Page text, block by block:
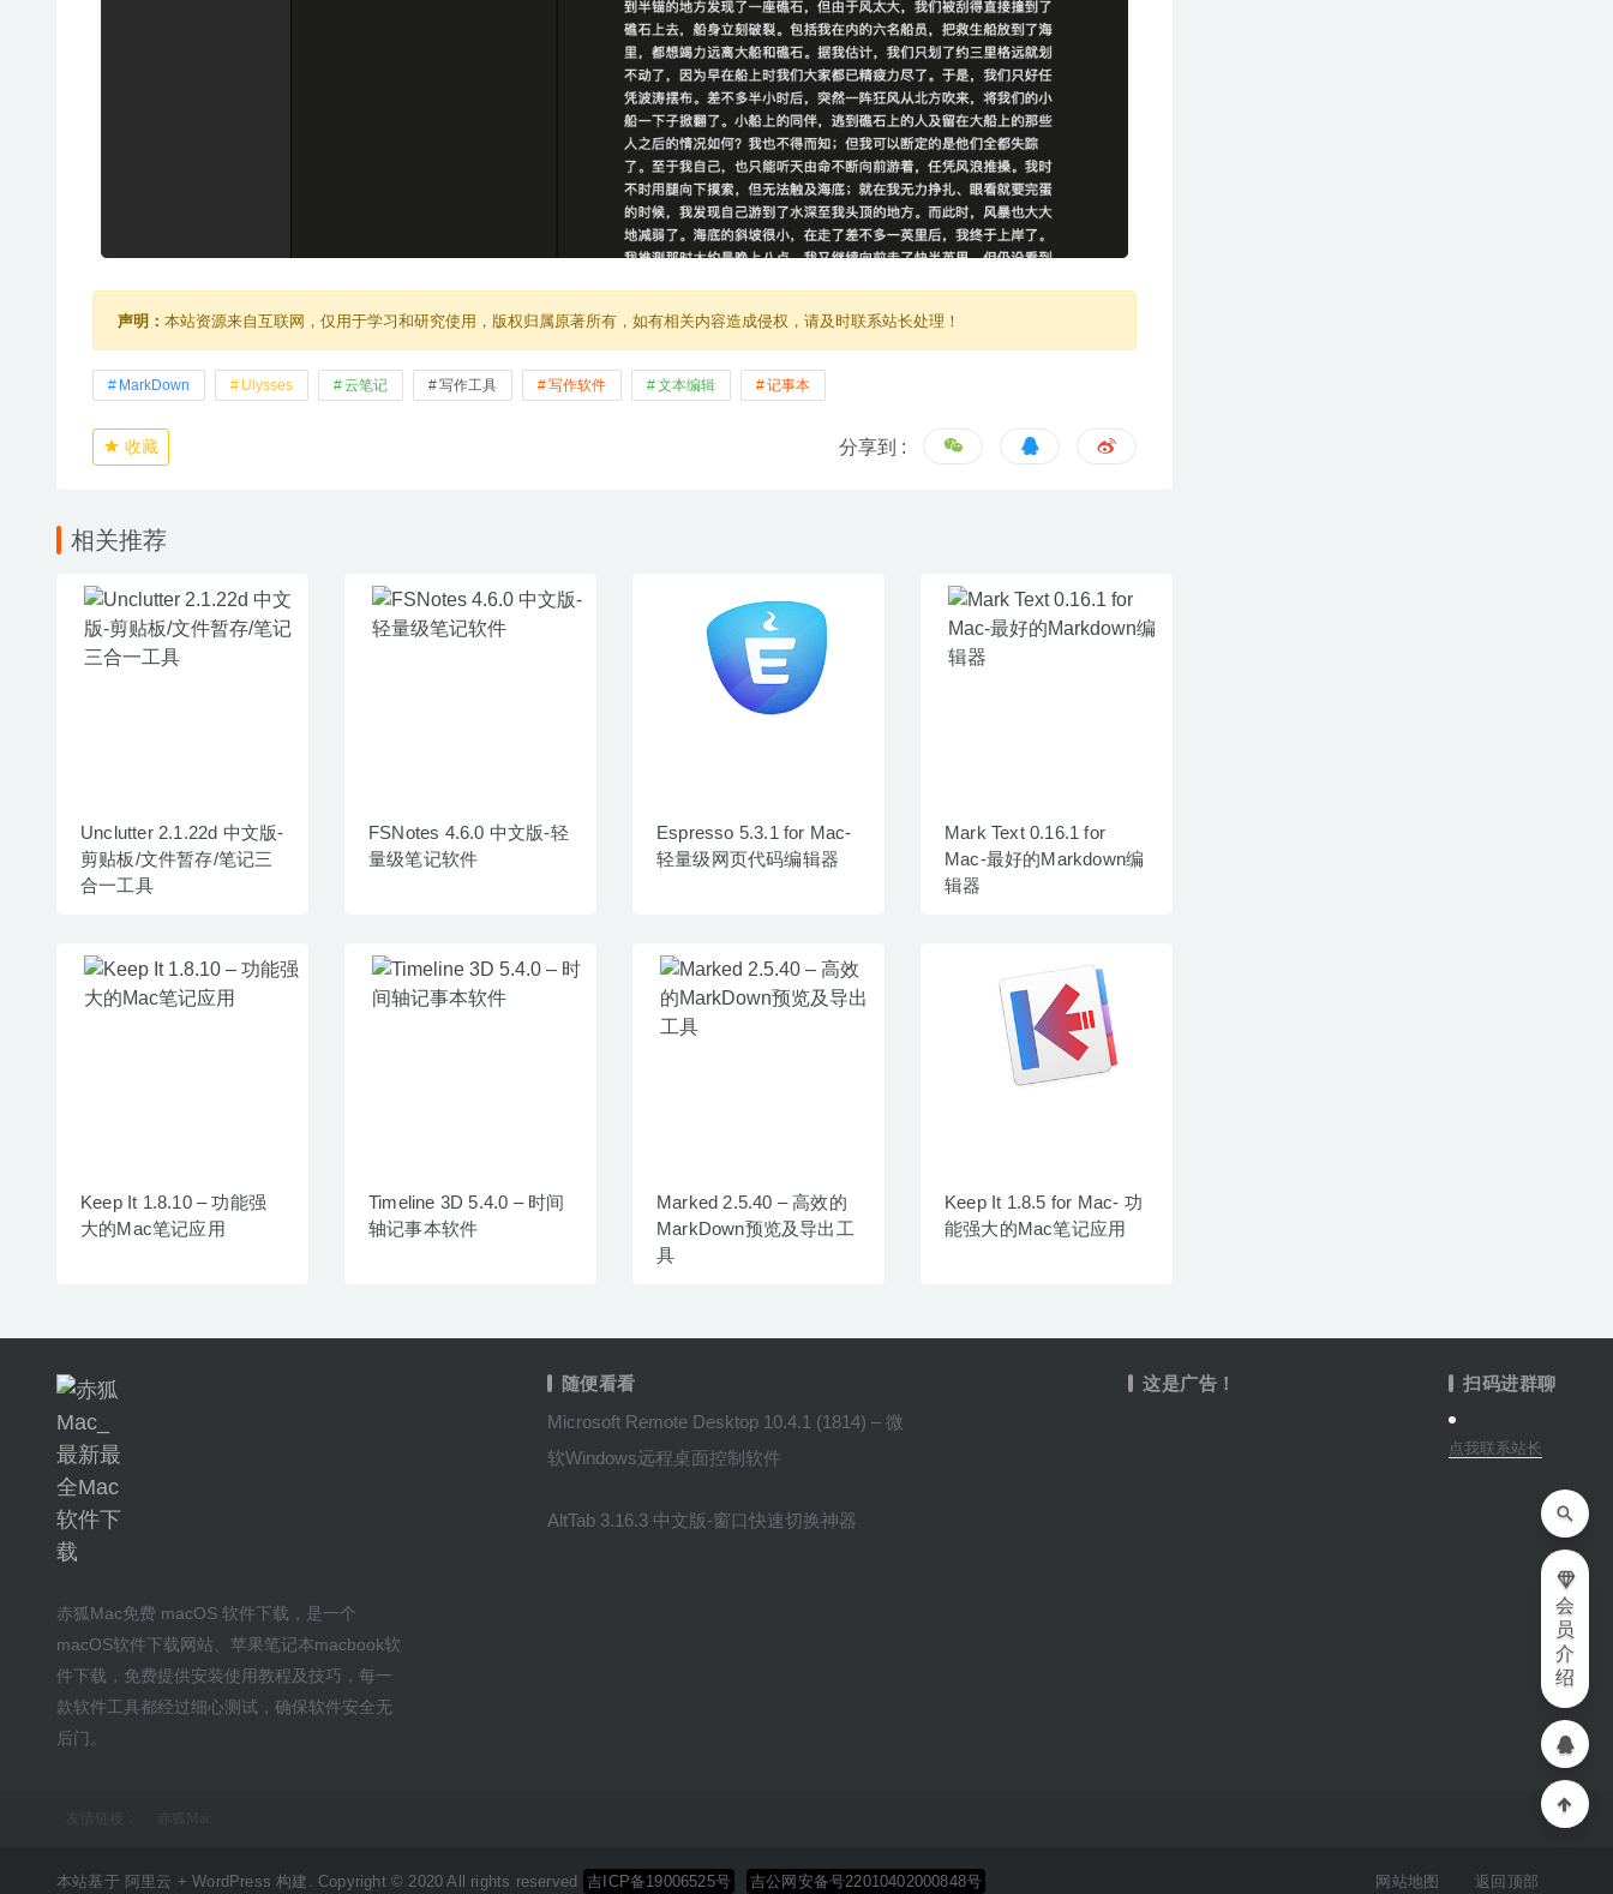
声明： 本站资源来自互联网，仅用于学习和研究使用，版权归属原著所有，如有相关内容造成侵权，请及时联系站长处理！
MarkDown Ulysses 云笔记 写作工具 写作软件 文本编辑 记事本
收藏 分享到 :
相关推荐
Unclutter 2.1.22d 中文版-
剪贴板/文件暂存/笔记三
合一工具
FSNotes 4.6.0 中文版-轻
量级笔记软件
Espresso 5.3.1 for Mac-
轻量级网页代码编辑器
Mark Text 0.16.1 for
Mac-最好的Markdown编
辑器
Keep It 1.8.10 – 功能强
大的Mac笔记应用
Timeline 3D 5.4.0 – 时间
轴记事本软件
Marked 2.5.40 – 高效的
MarkDown预览及导出工
具
Keep It 1.8.5 for Mac- 功
能强大的Mac笔记应用
赤狐Mac免费 macOS 软件下载 ，是一个
macOS软件下载网站
苹果笔记本macbook软
件下载 ，免费提供安装使用教程及技巧 ，每一
款软件工具都经过细心测试，确保软件安全无
后门。
随便看看
Microsoft Remote Desktop 10.4.1 (1814) – 微
软Windows远程桌面控制软件
AltTab 3.16.3 中文版-窗口快速切换神器
这是广告！ 扫码进群聊
点我联系站长
友情链接：
本站基于 阿里云 + WordPress 构建. Copyright © 2020 All rights reserved 吉ICP备19006525号 吉公网安备号22010402000848号 网站地图 返回顶部
会
员
介
绍